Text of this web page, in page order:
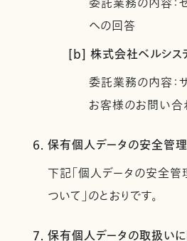
委託業務の内容：
への回答
[b] 株式会社ベルシス
委託業務の内容：
お客様のお問い
6. 保有個人データの安全管
下記「個人データの安全
ついて」のとおりです。
7. 保有個人データの取扱い